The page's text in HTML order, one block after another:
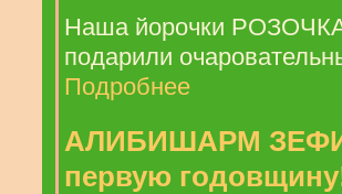
Наша йорочки
подарили
Подробнее
АЛИБИШАРМ
первую